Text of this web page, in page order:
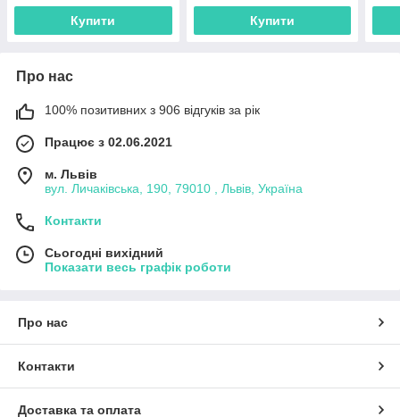
Купити Купити
Про нас
100% позитивних з 906 відгуків за рік
Працює з 02.06.2021
м. Львів
вул. Личаківська, 190, 79010 , Львів, Україна
Контакти
Сьогодні вихідний
Показати весь графік роботи
Про нас
Контакти
Доставка та оплата